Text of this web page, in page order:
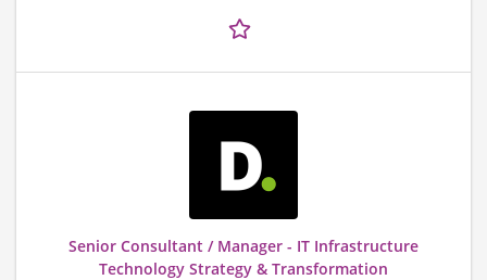
Senior Consultant / Manager - IT Infrastructure
Technology Strategy & Transformation